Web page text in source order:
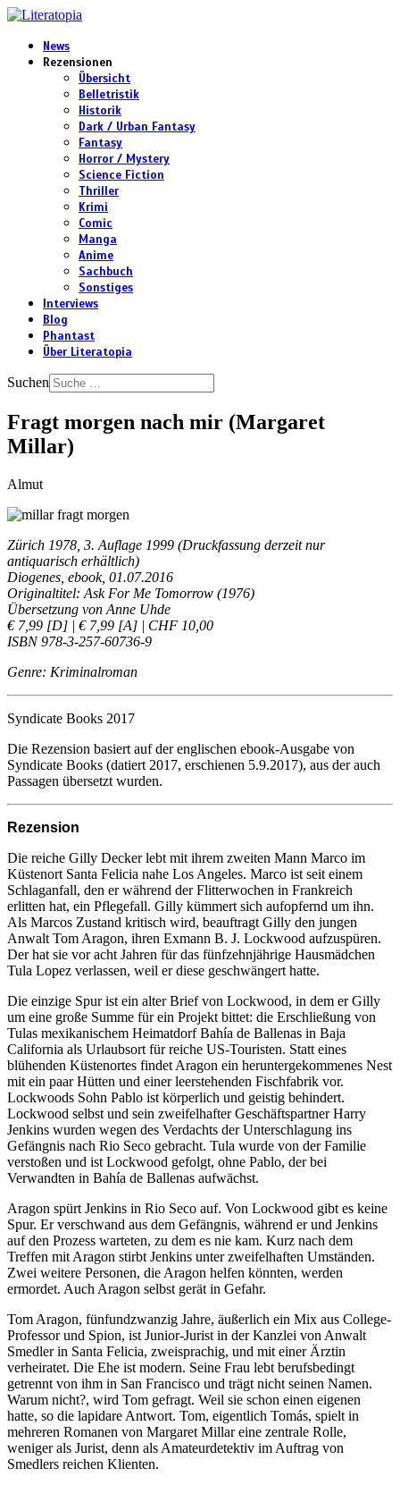
News
Rezensionen
Übersicht
Belletristik
Historik
Dark / Urban Fantasy
Fantasy
Horror / Mystery
Science Fiction
Thriller
Krimi
Comic
Manga
Anime
Sachbuch
Sonstiges
Interviews
Blog
Phantast
Über Literatopia
Suchen
Fragt morgen nach mir (Margaret
Millar)
Almut
Zürich 1978, 3. Auflage 1999 (Druckfassung derzeit nur
antiquarisch erhältlich)
Diogenes, ebook, 01.07.2016
Originaltitel: Ask For Me Tomorrow (1976)
Übersetzung von Anne Uhde
€ 7,99 [D] | € 7,99 [A] | CHF 10,00
ISBN 978-3-257-60736-9
Genre: Kriminalroman
Syndicate Books 2017
Die Rezension basiert auf der englischen ebook-Ausgabe von
Syndicate Books (datiert 2017, erschienen 5.9.2017), aus der auch
Passagen übersetzt wurden.
Rezension
Die reiche Gilly Decker lebt mit ihrem zweiten Mann Marco im
Küstenort Santa Felicia nahe Los Angeles. Marco ist seit einem
Schlaganfall, den er während der Flitterwochen in Frankreich
erlitten hat, ein Pflegefall. Gilly kümmert sich aufopfernd um ihn.
Als Marcos Zustand kritisch wird, beauftragt Gilly den jungen
Anwalt Tom Aragon, ihren Exmann B. J. Lockwood aufzuspüren.
Der hat sie vor acht Jahren für das fünfzehnjährige Hausmädchen
Tula Lopez verlassen, weil er diese geschwängert hatte.
Die einzige Spur ist ein alter Brief von Lockwood, in dem er Gilly
um eine große Summe für ein Projekt bittet: die Erschließung von
Tulas mexikanischem Heimatdorf Bahía de Ballenas in Baja
California als Urlaubsort für reiche US-Touristen. Statt eines
blühenden Küstenortes findet Aragon ein heruntergekommenes Nest
mit ein paar Hütten und einer leerstehenden Fischfabrik vor.
Lockwoods Sohn Pablo ist körperlich und geistig behindert.
Lockwood selbst und sein zweifelhafter Geschäftspartner Harry
Jenkins wurden wegen des Verdachts der Unterschlagung ins
Gefängnis nach Rio Seco gebracht. Tula wurde von der Familie
verstoßen und ist Lockwood gefolgt, ohne Pablo, der bei
Verwandten in Bahía de Ballenas aufwächst.
Aragon spürt Jenkins in Rio Seco auf. Von Lockwood gibt es keine
Spur. Er verschwand aus dem Gefängnis, während er und Jenkins
auf den Prozess warteten, zu dem es nie kam. Kurz nach dem
Treffen mit Aragon stirbt Jenkins unter zweifelhaften Umständen.
Zwei weitere Personen, die Aragon helfen könnten, werden
ermordet. Auch Aragon selbst gerät in Gefahr.
Tom Aragon, fünfundzwanzig Jahre, äußerlich ein Mix aus College-
Professor und Spion, ist Junior-Jurist in der Kanzlei von Anwalt
Smedler in Santa Felicia, zweisprachig, und mit einer Ärztin
verheiratet. Die Ehe ist modern. Seine Frau lebt berufsbedingt
getrennt von ihm in San Francisco und trägt nicht seinen Namen.
Warum nicht?, wird Tom gefragt. Weil sie schon einen eigenen
hatte, so die lapidare Antwort. Tom, eigentlich Tomás, spielt in
mehreren Romanen von Margaret Millar eine zentrale Rolle,
weniger als Jurist, denn als Amateurdetektiv im Auftrag von
Smedlers reichen Klienten.